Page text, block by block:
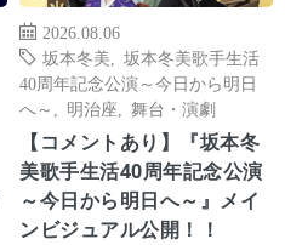
2026.08.06
坂本冬美
坂本冬美歌手生活
40周年記念公演～今日から明日
へ～
明治座 舞台・演劇
【コメントあり】『坂本冬
美歌手生活40周年記念公演
～今日から明日へ～』メイ
ンビジュアル公開！！